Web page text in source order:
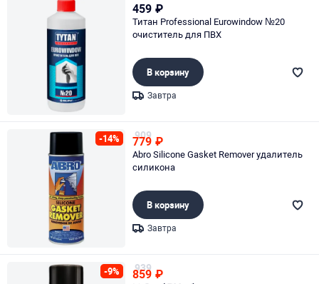
459 ₽
Титан Professional Eurowindow №20
очиститель для ПВХ
В корзину
Завтра
-14% 909
779 ₽
Abro Silicone Gasket Remover удалитель
силикона
В корзину
Завтра
-9% 939
859 ₽